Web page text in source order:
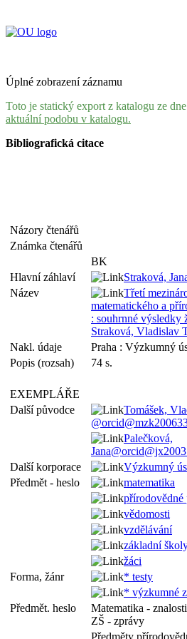
Úplné zobrazení záznamu
Toto je statický export z katalogu ze
aktuální podobu v katalogu.
Bibliografická citace
Názory čtenářů
Známka čtenářů
BK
Hlavní záhlaví
Straková,
Název
Třetí
matematického a
: souhrnné výsledky
Straková, Vladislav
Nakl. údaje
Praha : Výzkumný
Popis (rozsah)
74 s.
EXEMPLÁŘE
Další původce
Tomášek,
Palečková,
Další korporace
Výzkumný
Předmět - heslo
matematika
přírodovědné
vědomosti
vzdělávání
základní
žáci
Forma, žánr
* testy
* výzkumné
Předmět. heslo
Matematika -
ZŠ - zprávy
Předměty